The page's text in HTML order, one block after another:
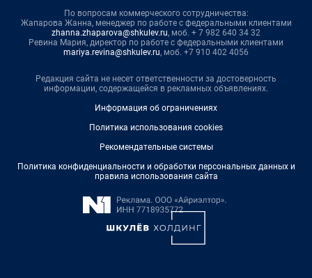
По вопросам коммерческого сотрудничества:
Жапарова Жанна, менеджер по работе с федеральными клиентами
zhanna.zhaparova@shkulev.ru, моб. + 7 982 640 34 32
Ревина Мария, директор по работе с федеральными клиентами
mariya.revina@shkulev.ru, моб. +7 910 402 4056
Редакция сайта не несет ответственности за достоверность
информации, содержащейся в рекламных объявлениях.
Информация об ограничениях
Политика использования cookies
Рекомендательные системы
Политика конфиденциальности и обработки персональных данных и
правила использования сайта